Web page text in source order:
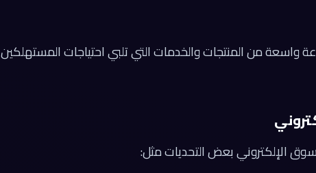
من المنتجات والخدمات التي تلبي احتياجات المستهلكين
الإلكتروني بعض التحديات مثل: